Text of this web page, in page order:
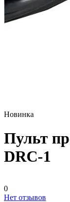
Новинка
Пульт
DRC-1
0
Нет отзывов